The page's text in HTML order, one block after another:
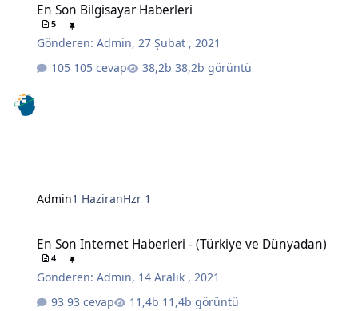
En Son Bilgisayar Haberleri
5
Gönderen:Admin,27 Şubat , 2021
105 cevap
38,2b görüntü
Admin1 HaziranHzr 1
En Son Internet Haberleri - (Türkiye ve Dünyadan)
4
Gönderen:Admin, 14 Aralık , 2021
93 cevap
11,4b görüntü